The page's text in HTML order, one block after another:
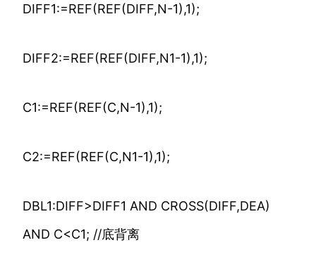
DIFF1:=REF(REF(DIFF,N-1),1);
DIFF2:=REF(REF(DIFF,N1-1),1);
C1:=REF(REF(C,N-1),1);
C2:=REF(REF(C,N1-1),1);
DBL1:DIFF>DIFF1 AND CROSS(DIFF,DEA)
AND C<C1; //底背离